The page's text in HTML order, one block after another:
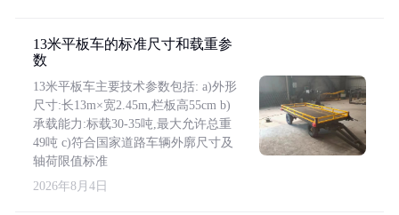
13米平板车的标准尺寸和载重参
数
13米平板车主要技术参数包括: a)外形
尺寸:长13m×宽2.45m,栏板高55cm b)
承载能力:标载30-35吨,最大允许总重
49吨 c)符合国家道路车辆外廓尺寸及
轴荷限值标准
2026年8月4日